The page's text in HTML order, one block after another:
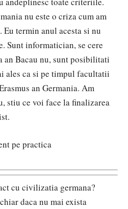
nu este o criza cum am
termin anul acesta si nu
Sunt informatician, se cere
an Bacau nu, sunt posibilitati
ales ca si pe timpul facultatii
an Germania. Am
stiu ce voi face la finalizarea
pe practica
cu civilizatia germana?
daca nu mai exista